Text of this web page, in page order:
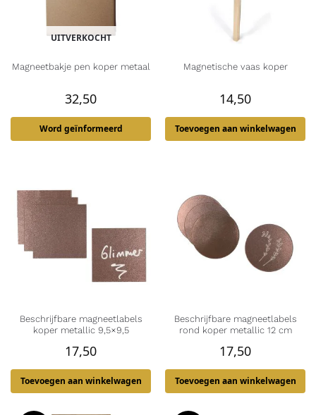
UITVERKOCHT
Magneetbakje pen koper metaal
32,50
Word geïnformeerd
Magnetische vaas koper
14,50
Toevoegen aan winkelwagen
Beschrijfbare magneetlabels
koper metallic 9,5×9,5
17,50
Toevoegen aan winkelwagen
Beschrijfbare magneetlabels
rond koper metallic 12 cm
17,50
Toevoegen aan winkelwagen